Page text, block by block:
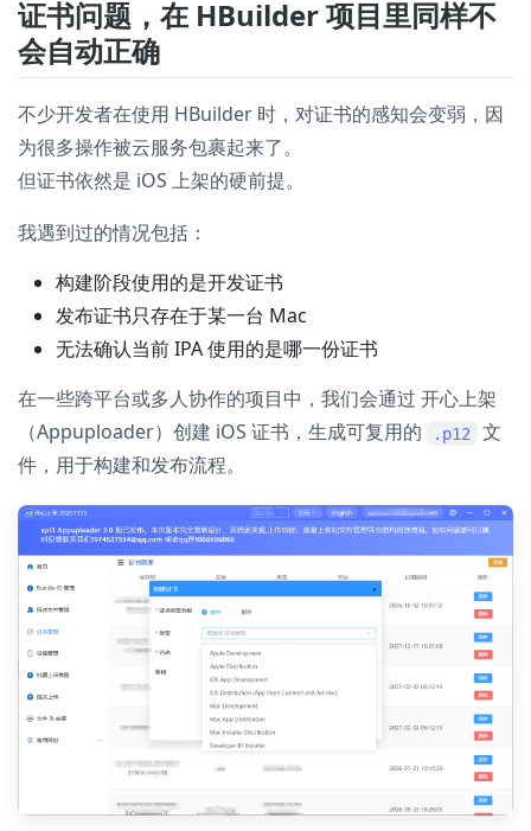
证书问题，在 HBuilder 项目里同样不
会自动正确
不少开发者在使用 HBuilder 时，对证书的感知会变弱，因
为很多操作被云服务包裹起来了。
但证书依然是 iOS 上架的硬前提。
我遇到过的情况包括：
构建阶段使用的是开发证书
发布证书只存在于某一台 Mac
无法确认当前 IPA 使用的是哪一份证书
在一些跨平台或多人协作的项目中，我们会通过 开心上架
（Appuploader）创建 iOS 证书，生成可复用的
.p12
文
件，用于构建和发布流程。